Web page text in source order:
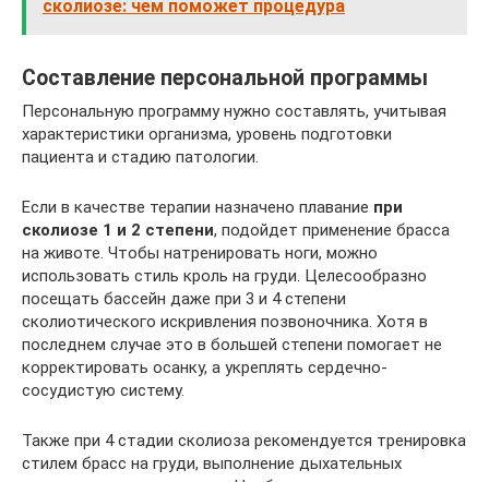
сколиозе: чем поможет процедура
Составление персональной программы
Персональную программу нужно составлять, учитывая
характеристики организма, уровень подготовки
пациента и стадию патологии.
Если в качестве терапии назначено плавание при
сколиозе 1 и 2 степени, подойдет применение брасса
на животе. Чтобы натренировать ноги, можно
использовать стиль кроль на груди. Целесообразно
посещать бассейн даже при 3 и 4 степени
сколиотического искривления позвоночника. Хотя в
последнем случае это в большей степени помогает не
корректировать осанку, а укреплять сердечно-
сосудистую систему.
Также при 4 стадии сколиоза рекомендуется тренировка
стилем брасс на груди, выполнение дыхательных